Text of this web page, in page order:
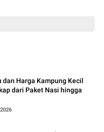
dan Harga Kampung Kecil
dari Paket Nasi hingga